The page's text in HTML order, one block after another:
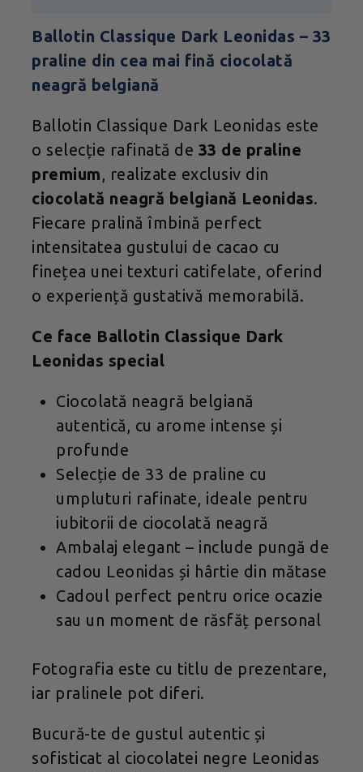
Ballotin Classique Dark Leonidas – 33
praline din cea mai fină ciocolată
neagră belgiană
Ballotin Classique Dark Leonidas este
o selecție rafinată de 33 de praline
premium, realizate exclusiv din
ciocolată neagră belgiană Leonidas.
Fiecare pralină îmbină perfect
intensitatea gustului de cacao cu
finețea unei texturi catifelate, oferind
o experiență gustativă memorabilă.
Ce face Ballotin Classique Dark
Leonidas special
Ciocolată neagră belgiană
autentică, cu arome intense și
profunde
Selecție de 33 de praline cu
umpluturi rafinate, ideale pentru
iubitorii de ciocolată neagră
Ambalaj elegant – include pungă de
cadou Leonidas și hârtie din mătase
Cadoul perfect pentru orice ocazie
sau un moment de răsfăț personal
Fotografia este cu titlu de prezentare,
iar pralinele pot diferi.
Bucură-te de gustul autentic și
sofisticat al ciocolatei negre Leonidas